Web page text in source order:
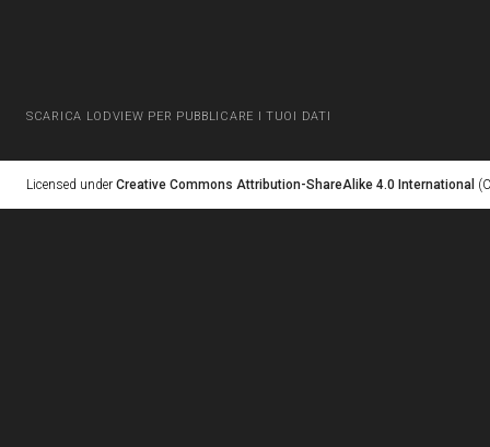
SCARICA LODVIEW PER PUBBLICARE I TUOI DATI
Licensed under Creative Commons Attribution-ShareAlike 4.0 International